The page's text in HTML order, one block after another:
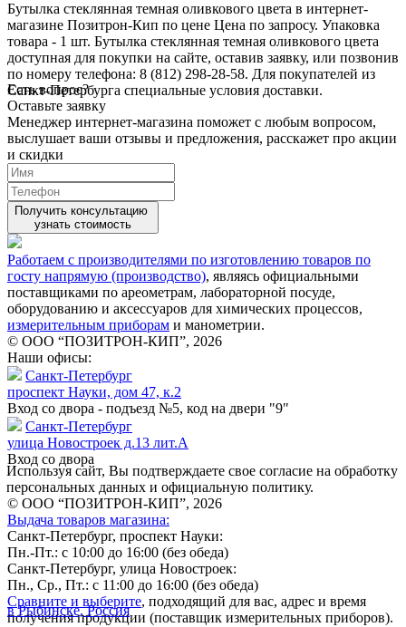
Бутылка стеклянная темная оливкового цвета в интернет-
магазине Позитрон-Кип по цене Цена по запросу. Упаковка
товара - 1 шт. Бутылка стеклянная темная оливкового цвета
доступная для покупки на сайте, оставив заявку, или позвонив
по номеру телефона: 8 (812) 298-28-58. Для покупателей из
Санкт-Петербурга специальные условия доставки.
Есть вопрос?
Оставьте заявку
Менеджер интернет-магазина поможет с любым вопросом,
выслушает ваши отзывы и предложения, расскажет про акции
и скидки
Получить консультацию
узнать стоимость
Работаем с производителями по изготовлению товаров по
госту напрямую (производство), являясь официальными
поставщиками по ареометрам, лабораторной посуде,
оборудованию и аксессуаров для химических процессов,
измерительным приборам и манометрии.
© ООО “ПОЗИТРОН-КИП”, 2026
Наши офисы:
Санкт-Петербург
проспект Науки, дом 47, к.2
Вход со двора - подъезд №5, код на двери "9"
Санкт-Петербург
улица Новостроек д.13 лит.А
Вход со двора
Используя сайт, Вы подтверждаете свое согласие на обработку
персональных данных и официальную политику.
© ООО “ПОЗИТРОН-КИП”, 2026
Выдача товаров магазина:
Санкт-Петербург, проспект Науки:
Пн.-Пт.: с 10:00 до 16:00 (без обеда)
Санкт-Петербург, улица Новостроек:
Пн., Ср., Пт.: с 11:00 до 16:00 (без обеда)
Сравните и выберите, подходящий для вас, адрес и время
получения продукции (поставщик измерительных приборов).
в Рыбинске, Россия